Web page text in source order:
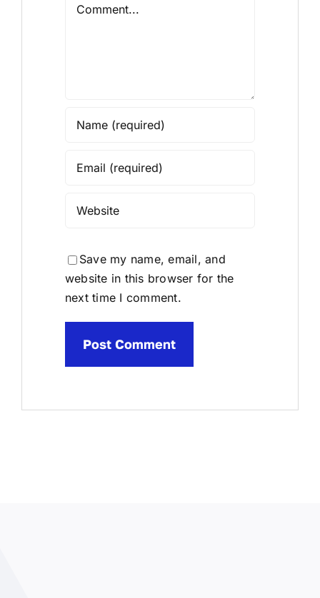
Save my name, email, and
website in this browser for the
next time I comment.